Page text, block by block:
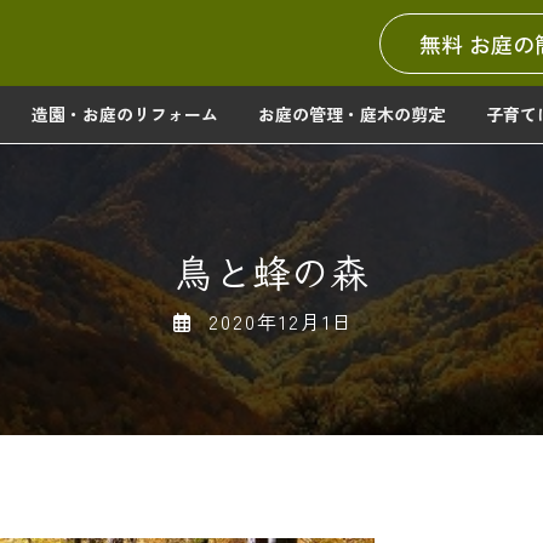
無料 お庭の
造園・お庭のリフォーム お庭の管理・庭木の剪定 子育て
鳥と蜂の森
2020年12月1日